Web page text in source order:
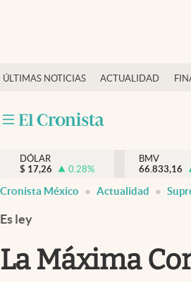
ÚLTIMAS NOTICIAS ACTUALIDAD
Actualidad
Internacionales
Opinión
Brand Strategy
Vida y estilo
DÓLAR
$ 17,26 0.28%
BMV
66.833,16
Cronista México Actualidad
Es ley
La Máxima